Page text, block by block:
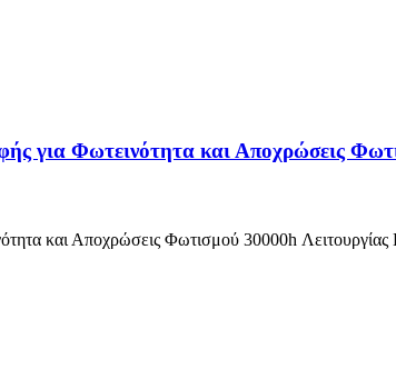
για Φωτεινότητα και Αποχρώσεις
και Αποχρώσεις Φωτισμού 30000h Λειτουργίας